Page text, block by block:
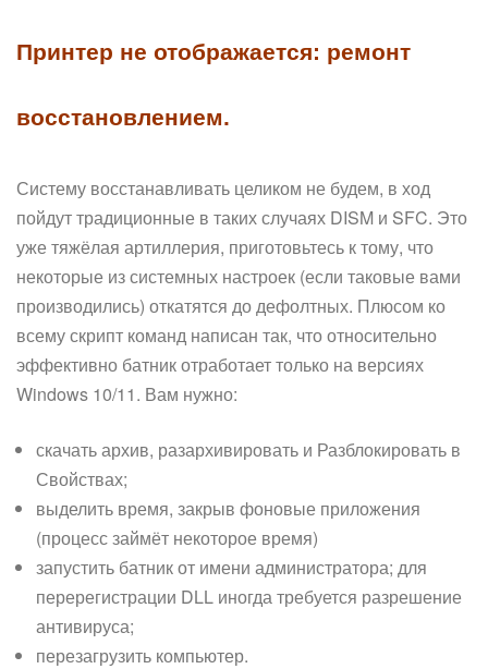
Принтер не отображается: ремонт
восстановлением.
Систему восстанавливать целиком не будем, в ход
пойдут традиционные в таких случаях DISM и SFC. Это
уже тяжёлая артиллерия, приготовьтесь к тому, что
некоторые из системных настроек (если таковые вами
производились) откатятся до дефолтных. Плюсом ко
всему скрипт команд написан так, что относительно
эффективно батник отработает только на версиях
Windows 10/11. Вам нужно:
скачать архив, разархивировать и Разблокировать в
Свойствах;
выделить время, закрыв фоновые приложения
(процесс займёт некоторое время)
запустить батник от имени администратора; для
перерегистрации DLL иногда требуется разрешение
антивируса;
перезагрузить компьютер.